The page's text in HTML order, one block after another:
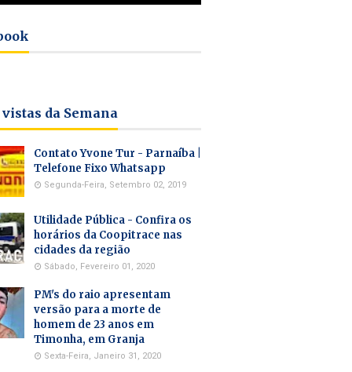
da Semana
Contato Yvone Tur - Parnaíba |
Telefone Fixo Whatsapp
Segunda-Feira, Setembro 02, 2019
Utilidade Pública - Confira os
horários da Coopitrace nas
cidades da região
Sábado, Fevereiro 01, 2020
PM's do raio apresentam
versão para a morte de
homem de 23 anos em
Timonha, em Granja
Sexta-Feira, Janeiro 31, 2020